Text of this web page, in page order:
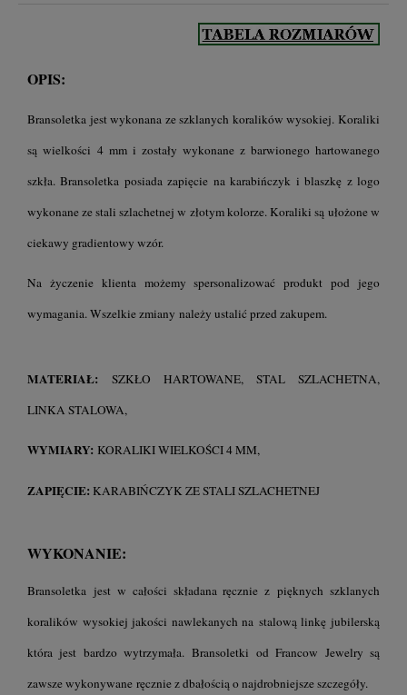
OPIS:
Bransoletka jest wykonana ze szklanych koralików wysokiej. Koraliki
są wielkości 4 mm i zostały wykonane z barwionego hartowanego
szkła. Bransoletka posiada zapięcie na karabińczyk i blaszkę z logo
wykonane ze stali szlachetnej w złotym kolorze. Koraliki są ułożone w
ciekawy gradientowy wzór.
Na życzenie klienta możemy spersonalizować produkt pod jego
wymagania. Wszelkie zmiany należy ustalić przed zakupem.
MATERIAŁ: SZKŁO HARTOWANE, STAL SZLACHETNA,
LINKA STALOWA,
WYMIARY: KORALIKI WIELKOŚCI 4 MM,
ZAPIĘCIE: KARABIŃCZYK ZE STALI SZLACHETNEJ
WYKONANIE:
Bransoletka jest w całości składana ręcznie z pięknych szklanych
koralików wysokiej jakości nawlekanych na stalową linkę jubilerską
która jest bardzo wytrzymała. Bransoletki od Francow Jewelry są
zawsze wykonywane ręcznie z dbałością o najdrobniejsze szczegóły.